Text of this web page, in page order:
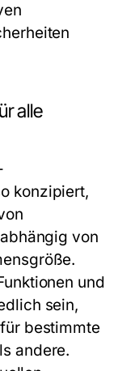
alle
konzipiert,
von
und
sein,
bestimmte
andere.